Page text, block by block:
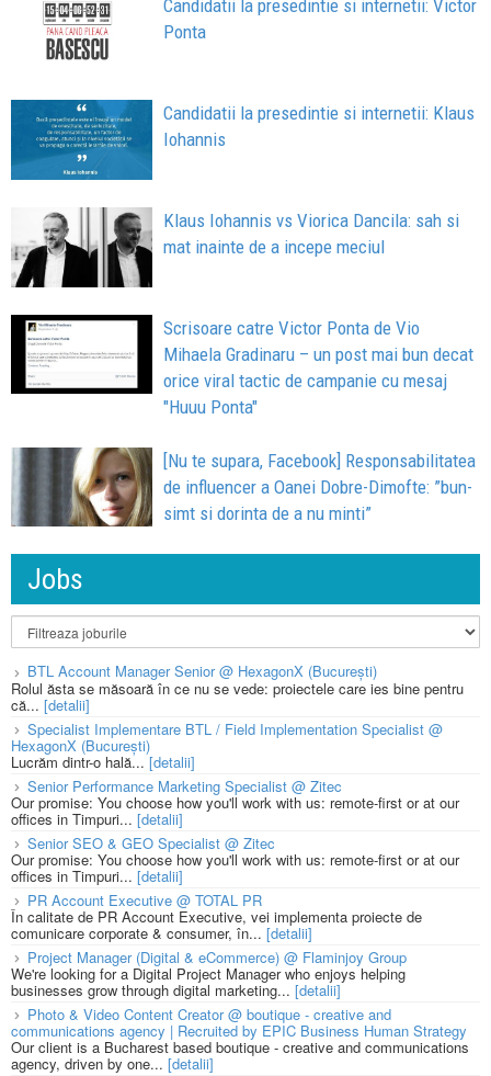
Candidatii la presedintie si internetii: Victor
Ponta
Candidatii la presedintie si internetii: Klaus
Iohannis
Klaus Iohannis vs Viorica Dancila: sah si
mat inainte de a incepe meciul
Scrisoare catre Victor Ponta de Vio
Mihaela Gradinaru – un post mai bun decat
orice viral tactic de campanie cu mesaj
"Huuu Ponta"
[Nu te supara, Facebook] Responsabilitatea
de influencer a Oanei Dobre-Dimofte: ”bun-
simt si dorinta de a nu minti”
Jobs
BTL Account Manager Senior @ HexagonX (București)
Rolul ăsta se măsoară în ce nu se vede: proiectele care ies bine pentru
că... [detalii]
Specialist Implementare BTL / Field Implementation Specialist @
HexagonX (București)
Lucrăm dintr-o hală...[detalii]
Senior Performance Marketing Specialist @ Zitec
Our promise: You choose how you'll work with us: remote-first or at our
offices in Timpuri... [detalii]
Senior SEO & GEO Specialist @ Zitec
Our promise: You choose how you'll work with us: remote-first or at our
offices in Timpuri... [detalii]
PR Account Executive @ TOTAL PR
În calitate de PR Account Executive, vei implementa proiecte de
comunicare corporate & consumer, în... [detalii]
Project Manager (Digital & eCommerce) @ Flaminjoy Group
We're looking for a Digital Project Manager who enjoys helping
businesses grow through digital marketing... [detalii]
Photo & Video Content Creator @ boutique - creative and
communications agency | Recruited by EPIC Business Human Strategy
Our client is a Bucharest based boutique - creative and communications
agency, driven by one... [detalii]